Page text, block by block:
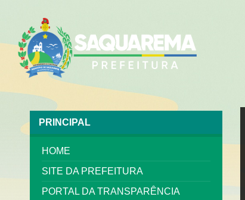
PRINCIPAL
HOME
SITE DA PREFEITURA
PORTAL DA TRANSPARÊNCIA